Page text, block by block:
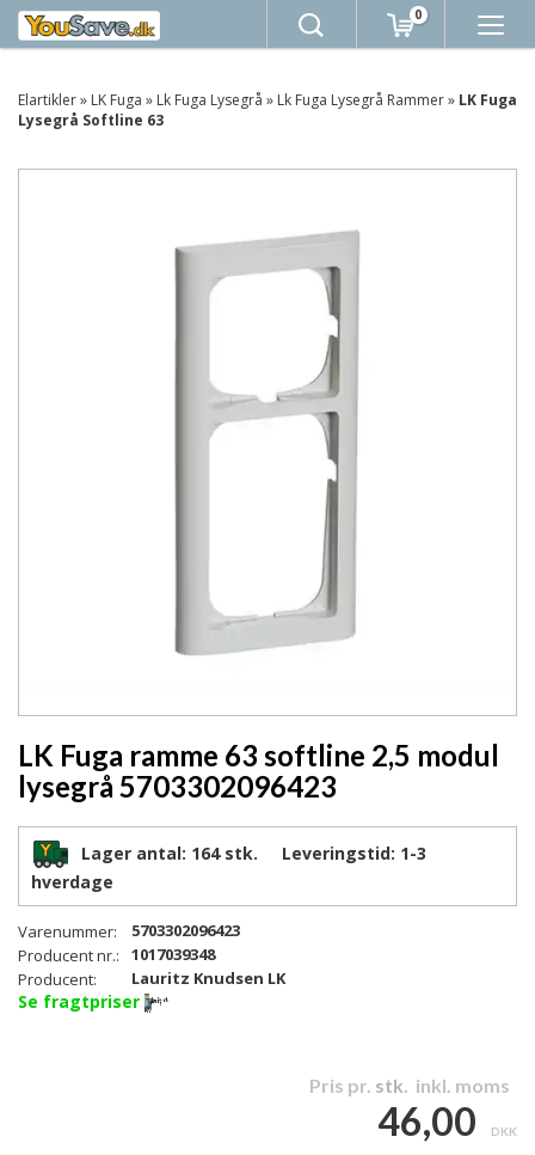
0
Elartikler» LK Fuga » Lk Fuga Lysegrå » Lk Fuga Lysegrå Rammer» LK Fuga
Lysegrå Softline 63
LK Fuga ramme 63 softline 2,5 modul
lysegrå 5703302096423
Lager antal: 164 stk. Leveringstid: 1-3
hverdage
Varenummer:
5703302096423
Producent nr.:
1017039348
Producent:
Lauritz Knudsen LK
Se fragtpriser
Pris pr. stk. inkl. moms
46,00 DKK